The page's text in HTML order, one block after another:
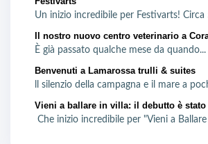
Un inizio incredibile per Festivarts! Circa
Il nostro nuovo centro veterinario a
È già passato qualche mese da quando...
Benvenuti a Lamarossa trulli & suites
ll silenzio della campagna e il mare a
Vieni a ballare in villa: il debutto è
Che inizio incredibile per "Vieni a Ballare